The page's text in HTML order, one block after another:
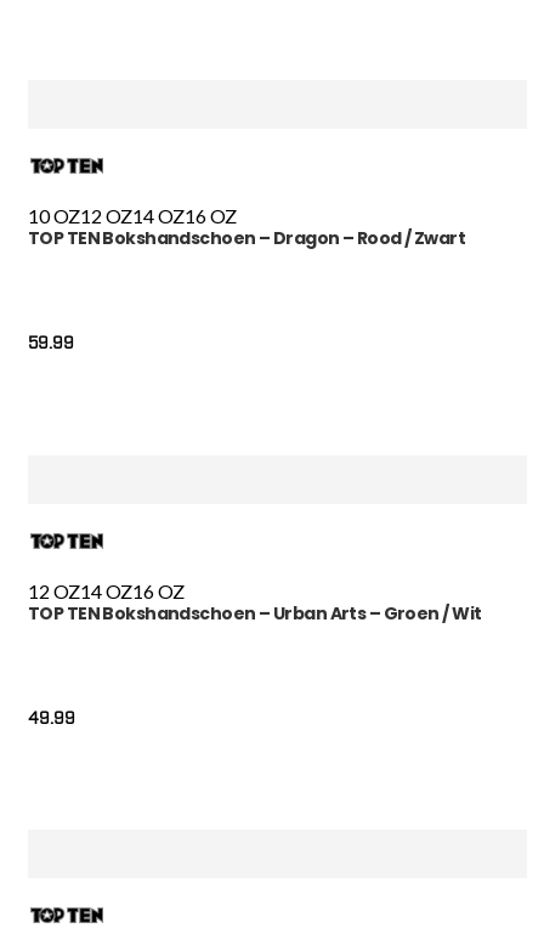
10 OZ12 OZ14 OZ16 OZ
TOP TEN Bokshandschoen – Dragon – Rood / Zwart
59.99
12 OZ14 OZ16 OZ
TOP TEN Bokshandschoen – Urban Arts – Groen / Wit
49.99